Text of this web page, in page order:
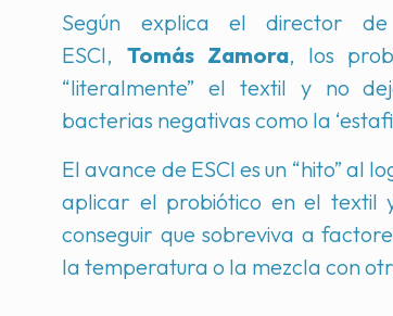
Según explica el director
ESCI, Tomás Zamora, los
“literalmente” el textil y no
bacterias negativas como la
El avance de ESCI es un “hito” al
aplicar el probiótico en el textil
conseguir que sobreviva a
la temperatura o la mezcla con